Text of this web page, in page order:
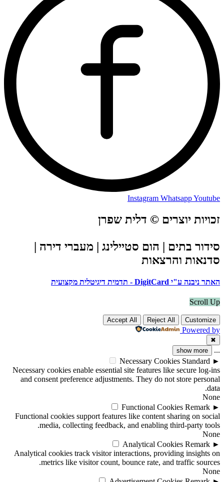
Instagram WhatsappYoutube
זכויות יוצרים © דלית שפרן
סידור בתים | הום סטיילינג | מעברי דירה |
סדנאות והרצאות
האתר ניבנה ע"י DigitCard - תדמית דיגיטלית מקצועית
Scroll Up
Customize
Reject All
Accept All
Powered by
✖
...
show more
►
Necessary Cookies Standard
Necessary cookies enable essential site features like secure log-ins
and consent preference adjustments. They do not store personal
data.
None
►
Functional Cookies Remark
Functional cookies support features like content sharing on social
media, collecting feedback, and enabling third-party tools.
None
►
Analytical Cookies Remark
Analytical cookies track visitor interactions, providing insights on
metrics like visitor count, bounce rate, and traffic sources.
None